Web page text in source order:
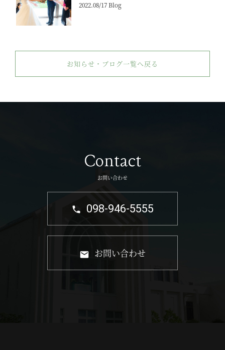
2022.08/17 Blog
お知らせ・ブログ一覧へ戻る
Contact
お問い合わせ
098-946-5555
お問い合わせ